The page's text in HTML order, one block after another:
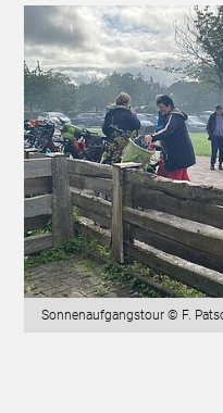
Sonnenaufgangstour © F.